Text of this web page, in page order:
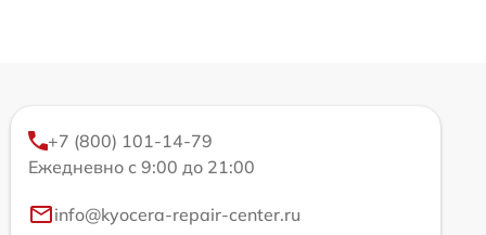
+7 (800) 101-14-79
Ежедневно с 9:00 до 21:00
info@kyocera-repair-center.ru